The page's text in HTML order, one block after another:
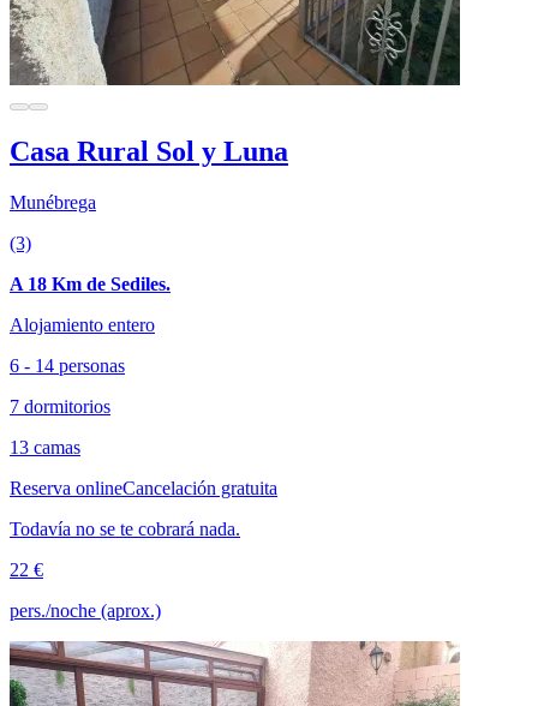
Casa Rural Sol y Luna
Munébrega
(3)
A 18 Km de Sediles.
Alojamiento entero
6 - 14 personas
7 dormitorios
13 camas
Reserva onlineCancelación gratuita
Todavía no se te cobrará nada.
22 €
pers./noche (aprox.)